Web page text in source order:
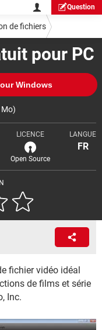
Question
pour PC
Windows
Mo)
LICENCE
Open Source
LANGUE
FR
de fichiers
fichier vidéo idéal
de films et série
Inc.